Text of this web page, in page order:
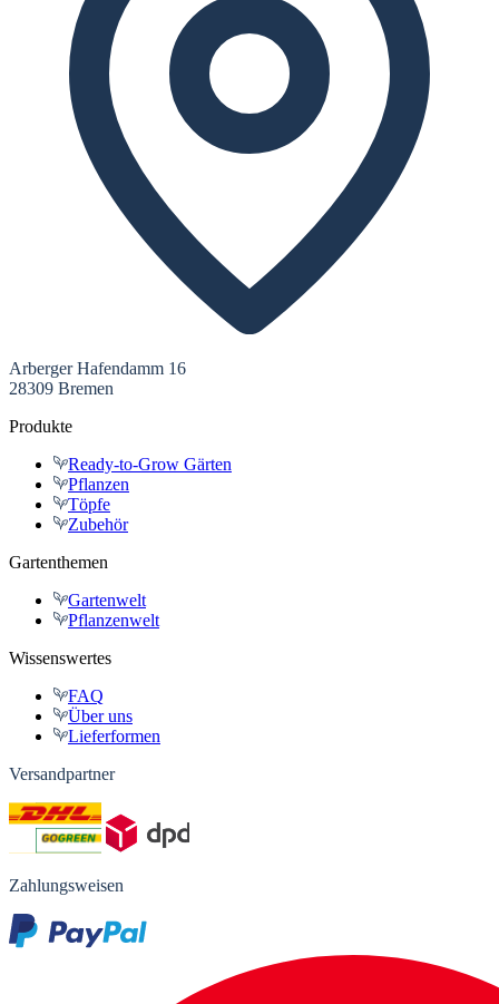
Arberger Hafendamm 16
28309 Bremen
Produkte
Ready-to-Grow Gärten
Pflanzen
Töpfe
Zubehör
Gartenthemen
Gartenwelt
Pflanzenwelt
Wissenswertes
FAQ
Über uns
Lieferformen
Versandpartner
Zahlungsweisen